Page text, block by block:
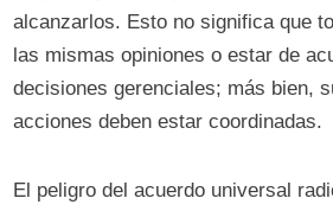
alcanzarlos. Esto no significa que
las mismas opiniones o estar de
decisiones gerenciales; más bien,
acciones deben estar coordinadas.
El peligro del acuerdo universal